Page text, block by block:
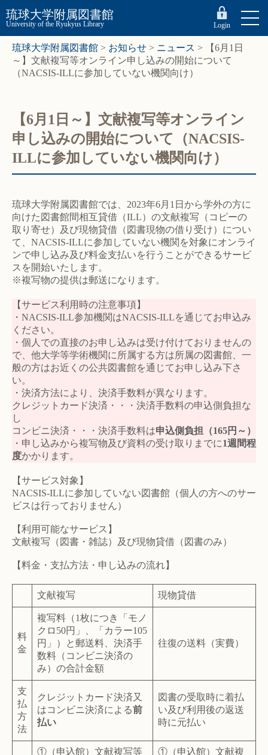
琉球大学附属図書館
University of the Ryukyus Library Login
琉球大学附属図書館 > お知らせ > ニュース >
【6月1日
～】文献複写等オンライン申し込みの開始について
（NACSIS-ILLに参加していない機関向け）
【6月1日～】文献複写等オンライン
申し込みの開始について（NACSIS-
ILLに参加していない機関向け）
琉球大学附属図書館では、2023年6月1日から学外の方に
向けた図書館間相互貸借（ILL）の文献複写（コピーの
取り寄せ）及び現物貸借（図書現物の借り受け）につい
て、NACSIS-ILLに参加していない機関を対象にオンライ
ンで申し込み及び料金支払いを行うことができるサービ
スを開始いたします。
※複写物の提供は郵送になります。
【サービス利用時の注意事項】
・NACSIS-ILL参加機関はNACSIS-ILLを通じてお申込み
ください。
・個人での直接のお申し込みは受け付けておりませんの
で、他大学等学術機関に所属する方は所属の図書館、一
般の方はお近くの公共図書館を通じてお申し込み下さ
い。
・決済方法により、決済手数料が異なります。
クレジットカード決済・・・決済手数料の申込側負担な
し
コンビニ決済・・・決済手数料は申込側負担（165円～）
・申し込みから複写物及び資料の受け取りまでに1週間程
度かかります。
【サービス対象】
NACSIS-ILLに参加していない図書館（個人の方へのサー
ビスは行っておりません）
【利用可能なサービス】
文献複写（図書・雑誌）及び現物貸借（図書のみ）
【料金・支払方法・申し込みの流れ】
文献複写 現物貸借
料
金
複写料（1枚につき「モノ
クロ50円」、「カラー105
円」）と郵送料、決済手
数料（コンビニ決済の
み）の合計金額
往復の送料（実費）
支
払
方
法
クレジットカード決済又
はコンビニ決済による前
払い
図書の受取時に着払
い及び利用後の返送
時に元払い
①（申込館）文献複写等
①（申込館）文献複